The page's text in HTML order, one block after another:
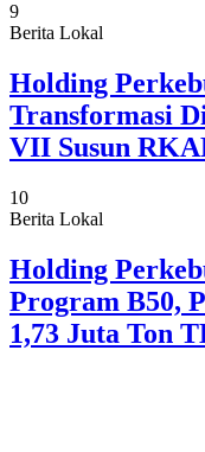
9
Berita Lokal
Holding
Transformasi
VII Susun
10
Berita Lokal
Holding
Program B50,
1,73 Juta Ton